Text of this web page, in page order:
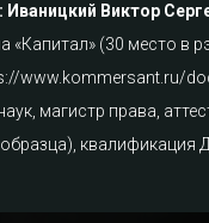
Иваницкий Виктор
«Капитал» (30 место в
www.kommersant.ru/
магистр права,
образца),